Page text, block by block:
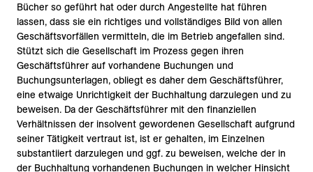
Bücher so geführt hat oder durch Angestellte hat führen
lassen, dass sie ein richtiges und vollständiges Bild von allen
Geschäftsvorfällen vermitteln, die im Betrieb angefallen sind.
Stützt sich die Gesellschaft im Prozess gegen ihren
Geschäftsführer auf vorhandene Buchungen und
Buchungsunterlagen, obliegt es daher dem Geschäftsführer,
eine etwaige Unrichtigkeit der Buchhaltung darzulegen und zu
beweisen. Da der Geschäftsführer mit den finanziellen
Verhältnissen der insolvent gewordenen Gesellschaft aufgrund
seiner Tätigkeit vertraut ist, ist er gehalten, im Einzelnen
substantiiert darzulegen und ggf. zu beweisen, welche der in
der Buchhaltung vorhandenen Buchungen in welcher Hinsicht